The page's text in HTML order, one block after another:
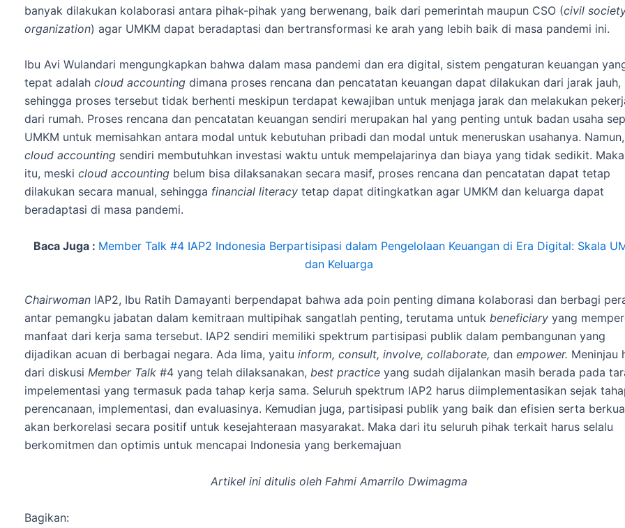
banyak dilakukan kolaborasi antara pihak-pihak yang berwenang, baik dari pemerintah maupun CSO (civil
organization) agar UMKM dapat beradaptasi dan bertransformasi ke arah yang lebih baik di masa pandemi ini.
Ibu Avi Wulandari mengungkapkan bahwa dalam masa pandemi dan era digital, sistem pengaturan keuangan
tepat adalah cloud accounting dimana proses rencana dan pencatatan keuangan dapat dilakukan dari jarak jauh,
sehingga proses tersebut tidak berhenti meskipun terdapat kewajiban untuk menjaga jarak dan melakukan
dari rumah. Proses rencana dan pencatatan keuangan sendiri merupakan hal yang penting untuk badan usaha
UMKM untuk memisahkan antara modal untuk kebutuhan pribadi dan modal untuk meneruskan usahanya. Namun,
cloud accounting sendiri membutuhkan investasi waktu untuk mempelajarinya dan biaya yang tidak sedikit.
itu, meski cloud accounting belum bisa dilaksanakan secara masif, proses rencana dan pencatatan dapat tetap
dilakukan secara manual, sehingga financial literacy tetap dapat ditingkatkan agar UMKM dan keluarga dapat
beradaptasi di masa pandemi.
Baca Juga : Member Talk #4 IAP2 Indonesia Berpartisipasi dalam Pengelolaan Keuangan di Era Digital: Skala
dan Keluarga
Chairwoman IAP2, Ibu Ratih Damayanti berpendapat bahwa ada poin penting dimana kolaborasi dan berbagi
antar pemangku jabatan dalam kemitraan multipihak sangatlah penting, terutama untuk beneficiary yang
manfaat dari kerja sama tersebut. IAP2 sendiri memiliki spektrum partisipasi publik dalam pembangunan yang
dijadikan acuan di berbagai negara. Ada lima, yaitu inform, consult, involve, collaborate, dan empower. Meninjau
dari diskusi Member Talk #4 yang telah dilaksanakan, best practice yang sudah dijalankan masih berada pada
impelementasi yang termasuk pada tahap kerja sama. Seluruh spektrum IAP2 harus diimplementasikan sejak
perencanaan, implementasi, dan evaluasinya. Kemudian juga, partisipasi publik yang baik dan efisien serta
akan berkorelasi secara positif untuk kesejahteraan masyarakat. Maka dari itu seluruh pihak terkait harus selalu
berkomitmen dan optimis untuk mencapai Indonesia yang berkemajuan
Artikel ini ditulis oleh Fahmi Amarrilo Dwimagma
Bagikan: